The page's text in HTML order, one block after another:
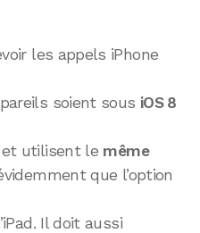
les appels iPhone
soient sous iOS 8
et utilisent le même
que l’option
Il doit aussi